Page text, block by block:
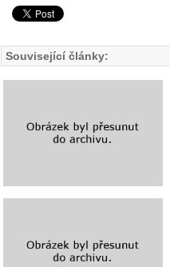
Související články: